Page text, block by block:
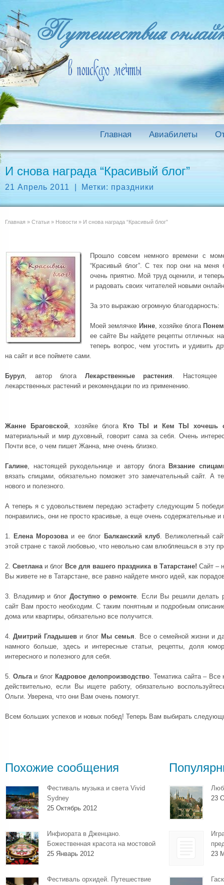
Главная Авиабилеты
И снова награда “Красивый блог”
21 Апрель 2011 Метки: праздники
Главная » Статьи » Новости » И снова награда “Красивый блог”
Прошло совсем немного времени с
“Красивый блог”. С тех пор они на меня
очень приятно. Мой труд оценили, и
и радовать своих читателей новыми
За это выражаю огромную благодарность:
Моей землячке Инне, хозяйке блога
ее сайте Вы найдете рецепты отличных
теперь вопрос, чем угостить и удивить
на сайт и все поймете сами.
Бурул, автор блога Лекарственные растения. Настоящее
лекарственных растений и рекомендации по из применению.
Жанне Браговской, хозяйке блога
Кто ТЫ и Кем ТЫ хочешь
материальный и мир духовный, говорит сама за себя. Очень
Почти все, о чем пишет Жанна, мне очень близко.
Галине, настоящей рукодельнице и автору блога Вязание
вязать спицами, обязательно поможет это замечательный сайт. А
нового и полезного.
А теперь я с удовольствием передаю эстафету следующим 5
понравились, они не просто красивые, а еще очень содержательные и
1. Елена Морозоваи ее блог Балканский клуб. Великолепный
этой стране с такой любовью, что невольно сам влюбляешься в эту
2.Светланаи блог Все для вашего праздника в Татарстане! Сайт –
Вы живете не в Татарстане, все равно найдете много идей, как
3. Владимир и блог Доступно о ремонте. Если Вы решили делать
сайт Вам просто необходим. С таким понятным и подробным
дома или квартиры, обязательно все получится.
4.Дмитрий Гладышев и блог Мы семья. Все о семейной жизни и
намного больше, здесь и интересные статьи, рецепты, доля
интересного и полезного для себя.
5. Ольгаи блог Кадровое делопроизводство. Тематика сайта –
действительно, если Вы ищете работу, обязательно
Ольги. Уверена, что они Вам очень помогут.
Всем больших успехов и новых побед! Теперь Вам выбирать
Похожие сообщения
Фестиваль музыка и света Vivid
Sydney
25 Октябрь 2012
Инфиората в Дженцано.
Божественная красота на мостовой
25 Январь 2012
Фестиваль орхидей. Путешествие
23
23